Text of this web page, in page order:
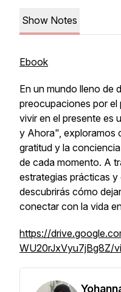
Show Notes
Ebook
En un mundo lleno de
preocupaciones por el
vivir en el presente es
y Ahora", exploramos
gratitud y la
de cada momento. A
estrategias prácticas
descubrirás cómo
conectar con la vida
https://
WU20rJxVyu7jBg8Z/